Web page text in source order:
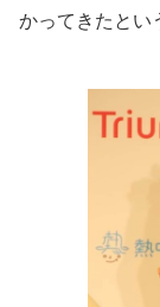
かってきたとい